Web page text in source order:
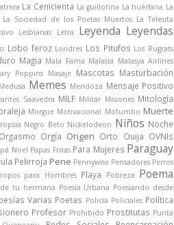
La Cenicienta La guillotina La huérfana La
La Sociedad de los Poetas Muertos La Telesita
Lesbianas Letra Leyenda Leyendas
Lobo feroz Londres Los Pitufos Los Rugrats
Magia Mala Fama Malasia Malasya Airlines
Poppins Masaje Mascotas Masturbación
Medusa Memes Mendoza Mensaje Positivo
Saavedra MILF Militar Misiones Mitología
Morgue Motivacional Motumbo Muerte
Negro Beto Nickelodeon Niños Noche
Orgasmo Orgía Origen Orto Ouija OVNIs
Noel Papas Fritas Para Mujeres Paraguay
Pelirroja Pene Pennywise Pensadores Perros
para Hombres Playa Pobreza Poema
tu hermana Poesía Urbana Poesiando desde
Varias Poetas Policía Policiales Política
Profesor Prohibido Prostitutas Punta